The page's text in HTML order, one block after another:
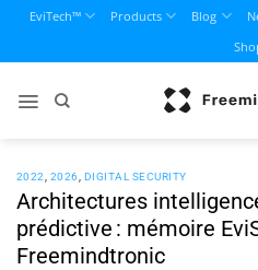
content
EviTech™ Products Blog
2022 2026 DIGITAL SECURITY
Architectures
prédictive : mémoire
Freemindtronic